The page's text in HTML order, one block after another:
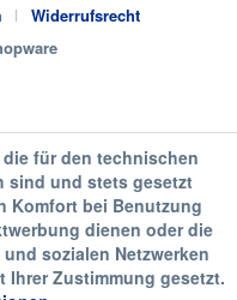
Widerrufsrecht
für den technischen
sind und stets gesetzt
Komfort bei Benutzung
dienen oder die
sozialen Netzwerken
Ihrer Zustimmung gesetzt.